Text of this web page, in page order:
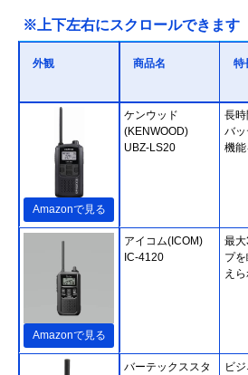
※上下左右にスクロールできます
外観 商品名 特
Amazonで見る
ケンウッド
(KENWOOD)
UBZ-LS20
長
バ
機
Amazonで見る
アイコム(ICOM)
IC-4120
最
プ
え
バーテックススタ
ビ